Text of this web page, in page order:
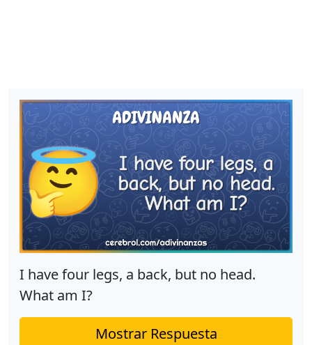
I have four legs, a back, but no head.
What am I?
Mostrar Respuesta